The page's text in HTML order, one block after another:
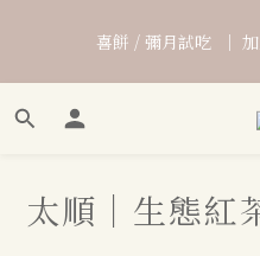
勝利」專
喜餅 / 彌月試吃  ｜
♣ 下單「人生勝利組」套組
太順｜生態紅